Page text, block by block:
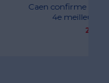
Caen confirme son
4e meilleure
29